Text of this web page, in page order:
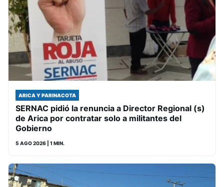
ARICA Y PARINACOTA
SERNAC pidió la renuncia a Director Regional (s)
de Arica por contratar solo a militantes del
Gobierno
5 AGO 2026 | 1 MIN.